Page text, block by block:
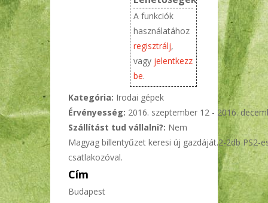
A funkciók
használatához
regisztrálj,
vagy jelentkezz
be.
Kategória: Irodai gépek
Érvényesség: 2016. szeptember 12 - 2016.
Szállítást tud vállalni?: Nem
Magyag billentyűzet keresi új gazdáját.2-2db PS2-
csatlakozóval.
Cím
Budapest